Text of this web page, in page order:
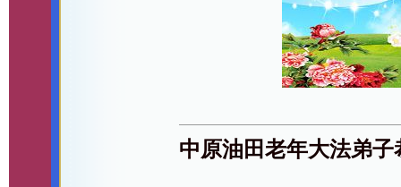
中原油田老年大法弟